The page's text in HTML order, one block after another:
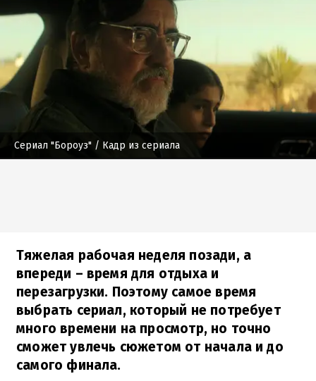
Сериал "Бороуз" / Кадр из сериала
Тяжелая рабочая неделя позади, а
впереди – время для отдыха и
перезагрузки. Поэтому самое время
выбрать сериал, который не потребует
много времени на просмотр, но точно
сможет увлечь сюжетом от начала и до
самого финала.